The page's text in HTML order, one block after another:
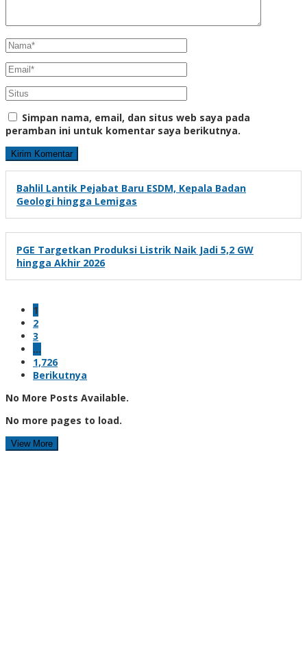
Simpan nama, email, dan situs web saya pada
peramban ini untuk komentar saya berikutnya.
Bahlil Lantik Pejabat Baru ESDM, Kepala Badan
Geologi hingga Lemigas
PGE Targetkan Produksi Listrik Naik Jadi 5,2 GW
hingga Akhir 2026
1
2
3
…
1,726
Berikutnya
No More Posts Available.
No more pages to load.
View More